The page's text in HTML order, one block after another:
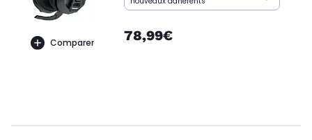
Comparer 78,99€